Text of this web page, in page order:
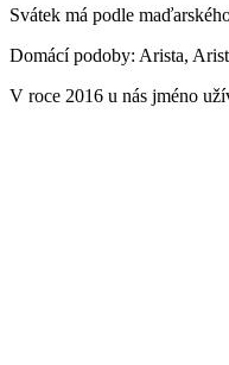
Svátek má podle
Domácí podoby: Arista,
V roce 2016 u nás jméno